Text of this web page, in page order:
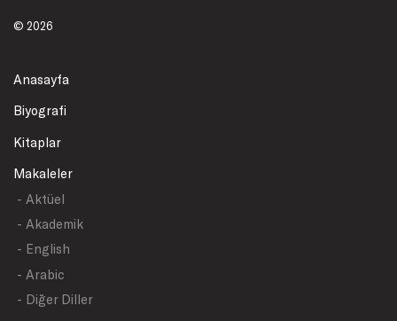
© 2026
Anasayfa
Biyografi
Kitaplar
Makaleler
- Aktüel
- Akademik
- English
- Arabic
- Diğer Diller